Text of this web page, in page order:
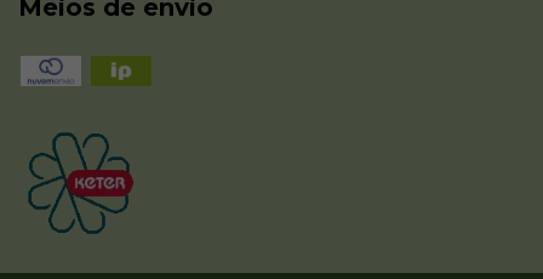
Meios de envio